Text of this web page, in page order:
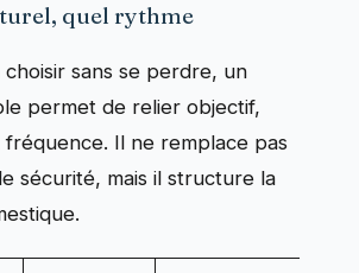
quel rythme
choisir sans se perdre, un
permet de relier objectif,
Il ne remplace pas
sécurité, mais il structure la